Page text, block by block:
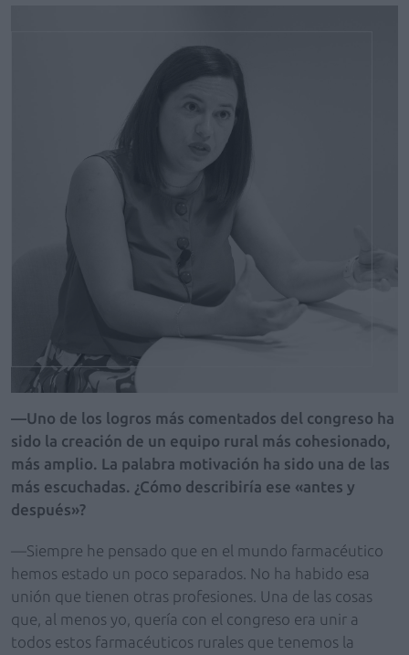
—Uno de los logros más comentados del congreso ha
sido la creación de un equipo rural más cohesionado,
más amplio. La palabra motivación ha sido una de las
más escuchadas. ¿Cómo describiría ese «antes y
después»?
—Siempre he pensado que en el mundo farmacéutico
hemos estado un poco separados. No ha habido esa
unión que tienen otras profesiones. Una de las cosas
que, al menos yo, quería con el congreso era unir a
todos estos farmacéuticos rurales que tenemos la